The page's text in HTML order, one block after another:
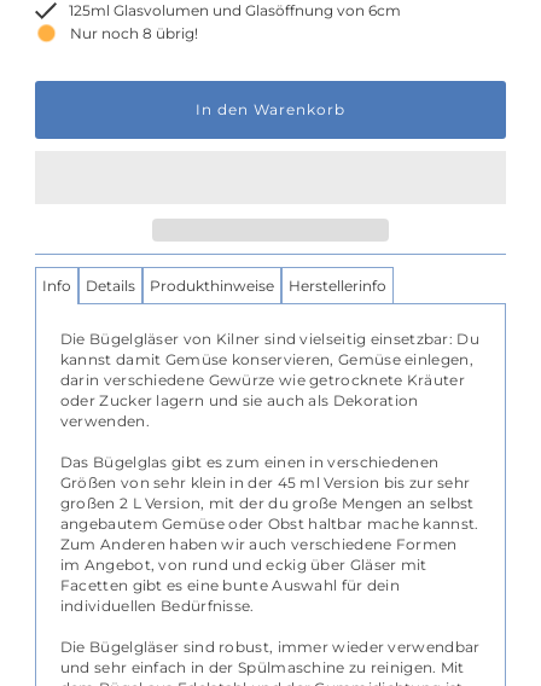
125ml Glasvolumen und Glasöffnung von 6cm
Nur noch 8 übrig!
Info Details Produkthinweise Herstellerinfo
Die Bügelgläser von Kilner sind vielseitig einsetzbar: Du
kannst damit Gemüse konservieren, Gemüse einlegen,
darin verschiedene Gewürze wie getrocknete Kräuter
oder Zucker lagern und sie auch als Dekoration
verwenden.
Das Bügelglas gibt es zum einen in verschiedenen
Größen von sehr klein in der 45 ml Version bis zur sehr
großen 2 L Version, mit der du große Mengen an selbst
angebautem Gemüse oder Obst haltbar mache kannst.
Zum Anderen haben wir auch verschiedene Formen
im Angebot, von rund und eckig über Gläser mit
Facetten gibt es eine bunte Auswahl für dein
individuellen Bedürfnisse.
Die Bügelgläser sind robust, immer wieder verwendbar
und sehr einfach in der Spülmaschine zu reinigen. Mit